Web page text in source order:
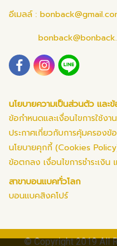
อีเมลล์ :
นโยบายความเป็นส่วนตัว และ
ข้อกำหนดและเงื่อนไขการใช้งา
ประกาศเกี่ยวกับการคุ้มครอง
นโยบายคุกกี้ (Cookies
ข้อตกลง เงื่อนไขการชำระเงิน
สาขาบอนแบคทั่วโลก
บอนแบคสิงคโปร์
© Copyright 2019 All